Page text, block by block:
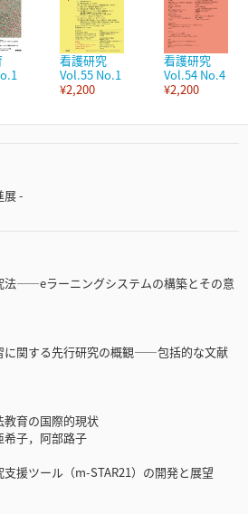
看護研究
Vol.55 No.1
¥2,200
看護研究
Vol.54 No.4
¥2,200
展 -
法――eラーニングシステムの構築とその意
に関する先行研究の概観――包括的な文献
育の国際的現状
子，阿部路子
援ツール（m-STAR21）の開発と展望